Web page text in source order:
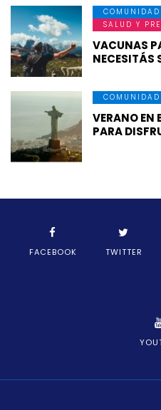
SALUD Y
VACUNAS
NECESITÁS
VERANO EN
PARA
FACEBOOK TWITTER